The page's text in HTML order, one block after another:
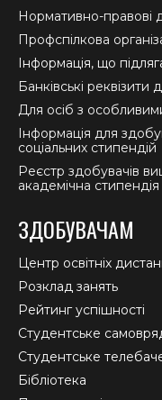
Нормативно-правові
Профспілкова
Інформація, що
Банківські реквізити
Для осіб з
Інформація для
соціальних стипендій
Реєстр здобувачів
академічна стипендія
ЗДОБУВАЧАМ
Центр освітніх
Розклад занять
Рейтинг успішності
Студентське
Студентське
Бібліотека